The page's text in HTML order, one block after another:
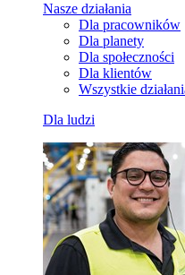
Nasze działania
Dla pracowników
Dla planety
Dla społeczności
Dla klientów
Wszystkie
Dla ludzi